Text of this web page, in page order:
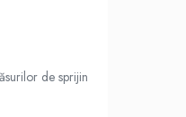
de sprijin